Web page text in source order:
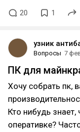
20 1
узник
Вопросы 7
ПК для
Хочу собрать пк,
Кто нибудь
оперативке?